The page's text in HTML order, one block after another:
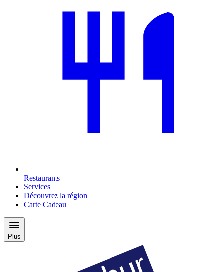
Restaurants
Services
Découvrez la région
Carte Cadeau
Plus